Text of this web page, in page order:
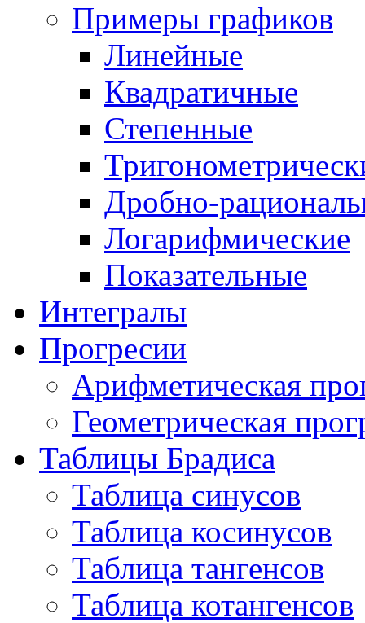
Примеры графиков
Линейные
Квадратичные
Степенные
Дробно-
Логарифмические
Показательные
Интегралы
Прогресии
Арифметическая
Геометрическая
Таблицы Брадиса
Таблица синусов
Таблица косинусов
Таблица тангенсов
Таблица котангенсов